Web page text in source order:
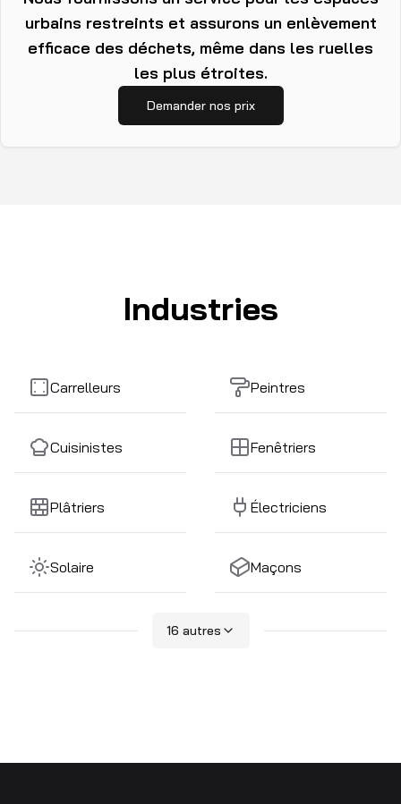
urbains restreints et assurons un enlèvement
efficace des déchets, même dans les ruelles
les plus étroites.
Demander nos prix
Industries
Carrelleurs Peintres
Cuisinistes Fenêtriers
Plâtriers Électriciens
Solaire Maçons
Construction
Magasins
16 autres